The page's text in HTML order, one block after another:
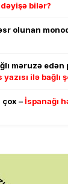
bilər?
olunan
məruzə edən
yazısı ilə bağlı
çox –İspanağı